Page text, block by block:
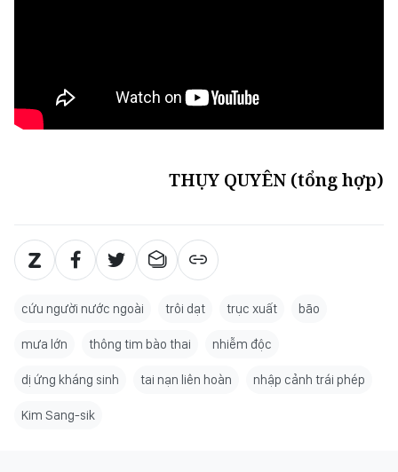
THỤY QUYÊN (tổng hợp)
cứu người nước ngoài trôi dạt trục xuất bão
mưa lớn thông tim bào thai nhiễm độc
dị ứng kháng sinh tai nạn liên hoàn nhập cảnh trái phép
Kim Sang-sik